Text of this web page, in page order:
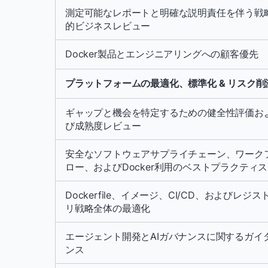
測定可能なレポートと明確な説明責任を伴う戦
的ビジネスレビュー
Docker製品とエンジニアリングへの顧客優先
プラットフォームの最適化、標準化 & リスク削
ギャップと機会を特定するための健全性評価お
び成熟度レビュー
安全なソフトウェアサプライチェーン、ワーク
ロー、およびDocker利用のベストプラクティス
Dockerfile、イメージ、CI/CD、およびレジスト
リ戦略全体の最適化
エージェント開発とAIガバナンスに関するガイ
ンス